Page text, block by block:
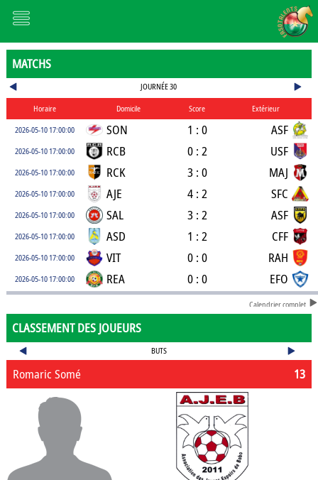
MATCHS
JOURNÉE 30
Horaire Domicile Score
Extérieur
2026-05-10 17:00:00
SON 1 : 0 ASF
2026-05-10 17:00:00 RCB 0 : 2 USF
2026-05-10 17:00:00 RCK 3 : 0 MAJ
2026-05-10 17:00:00 AJE 4 : 2 SFC
2026-05-10 17:00:00 SAL 3 : 2 ASF
2026-05-10 17:00:00 ASD 1 : 2 CFF
2026-05-10 17:00:00 VIT 0 : 0 RAH
2026-05-10 17:00:00 REA 0 : 0 EFO
Calendrier complet
CLASSEMENT DES JOUEURS
BUTS
13
Romaric Somé